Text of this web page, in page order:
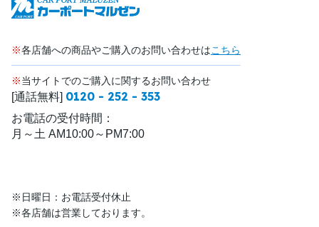
※各店舗への商品やご購入のお問い合わせはこちら
※当サイトでのご購入に関するお問い合わせ
[通話無料] 0120 - 252 - 353
お電話の受付時間：
月～土 AM10:00～PM7:00
※日曜日：お電話受付休止
※各店舗は営業しております。